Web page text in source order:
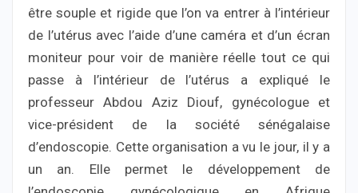
être souple et rigide que l’on va entrer à l’intérieur
de l’utérus avec l’aide d’une caméra et d’un écran
moniteur pour voir de manière réelle tout ce qui
passe à l’intérieur de l’utérus a expliqué le
professeur Abdou Aziz Diouf, gynécologue et
vice-président de la société sénégalaise
d’endoscopie. Cette organisation a vu le jour, il y a
un an. Elle permet le développement de